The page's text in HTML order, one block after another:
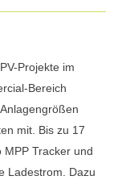
Projekte im
Bereich
mit. Bis zu 17
MPP Tracker und
Ladestrom. Dazu